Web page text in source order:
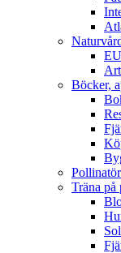
Böcker,
Träna på